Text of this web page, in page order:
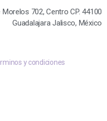
Morelos 702, Centro CP. 44100
Guadalajara Jalisco, México
y condiciones